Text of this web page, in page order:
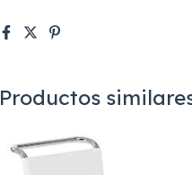
Productos